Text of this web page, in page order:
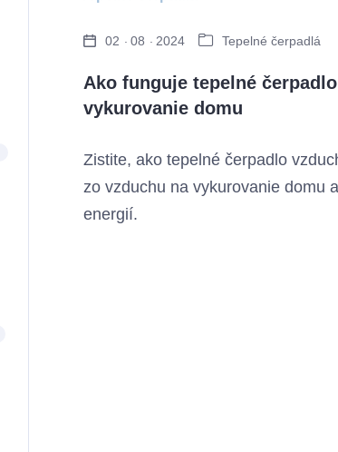
Ako funguje tepelné
vykurovanie domu
02 08 2024 Tepelné čerpadlá
Zistite, ako tepelné čerpadlo
zo vzduchu na vykurovanie domu
energií.